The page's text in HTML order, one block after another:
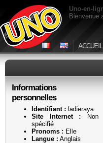
Uno-en-
Bienvenue
ACCUEIL
Informations
personnelles
Identifiant : ladieraya
Site Internet : Non
spécifié
Pronoms : Elle
Langue : Anglais